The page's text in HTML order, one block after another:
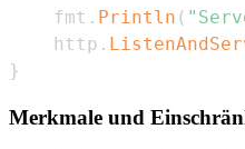
	fmt
. Println (
	http
.
}
Merkmale und